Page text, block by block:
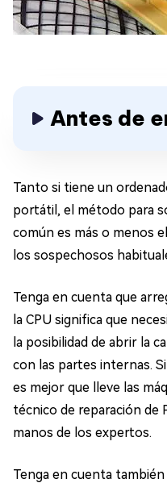
Antes de
Tanto si tiene un
portátil, el método para
común es más o menos
los sospechosos
Tenga en cuenta que
la CPU significa que
la posibilidad de abrir la
con las partes internas.
es mejor que lleve las
técnico de reparación de
manos de los expertos.
Tenga en cuenta